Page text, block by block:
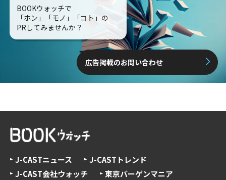
BOOKウォッチで
「ホン」「モノ」「コト」の
PRしてみませんか？
広告掲載のお問い合わせ
J-CASTニュース
J-CASTトレンド
J-CAST会社ウォッチ
東京バーゲンマニア